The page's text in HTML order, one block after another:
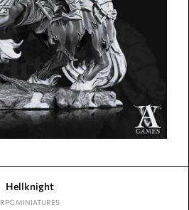
Hellknight
RPG MINIATURES